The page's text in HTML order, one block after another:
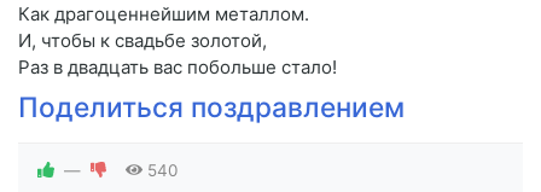
Как драгоценнейшим металлом.
И, чтобы к свадьбе золотой,
Раз в двадцать вас побольше стало!
Поделиться поздравлением
— 540